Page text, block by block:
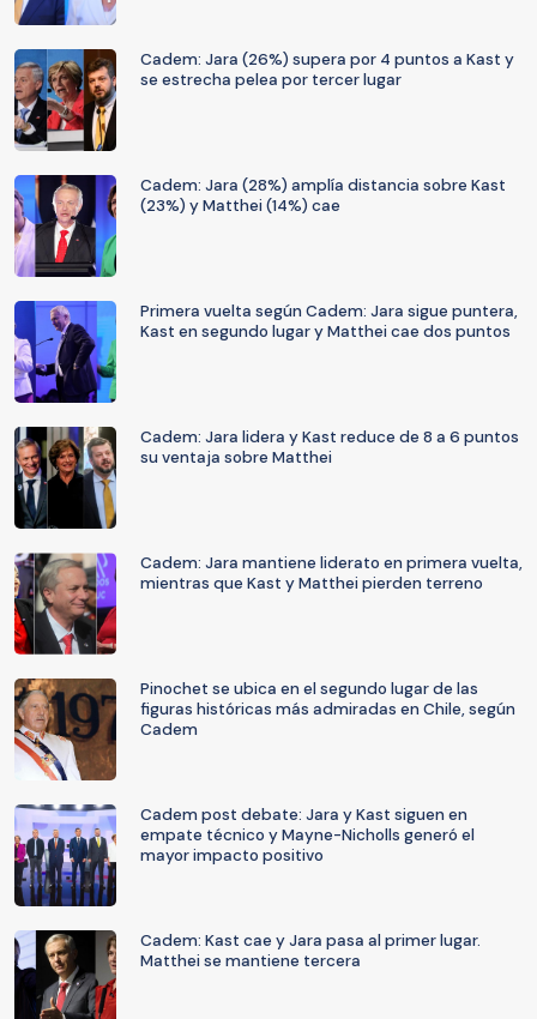
Cadem: Jara (26%) supera por 4 puntos a Kast y
se estrecha pelea por tercer lugar
Cadem: Jara (28%) amplía distancia sobre Kast
(23%) y Matthei (14%) cae
Primera vuelta según Cadem: Jara sigue puntera,
Kast en segundo lugar y Matthei cae dos puntos
Cadem: Jara lidera y Kast reduce de 8 a 6 puntos
su ventaja sobre Matthei
Cadem: Jara mantiene liderato en primera vuelta,
mientras que Kast y Matthei pierden terreno
Pinochet se ubica en el segundo lugar de las
figuras históricas más admiradas en Chile, según
Cadem
Cadem post debate: Jara y Kast siguen en
empate técnico y Mayne-Nicholls generó el
mayor impacto positivo
Cadem: Kast cae y Jara pasa al primer lugar.
Matthei se mantiene tercera